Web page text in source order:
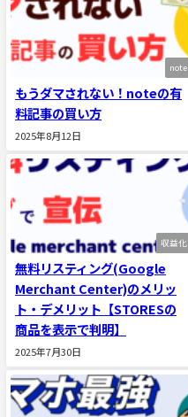
note
もうダマされない！noteの有
料記事の買い方
2025年8月12日
収益化
無料リスティング(Google
Merchant Center)のメリッ
ト・デメリット【STORESの
商品を表示で判明】
2025年7月30日